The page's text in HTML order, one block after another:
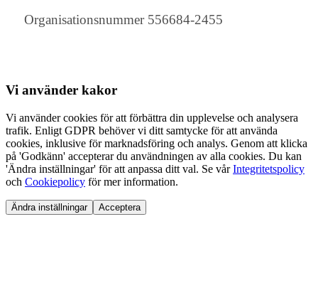
Organisationsnummer 556684-2455
Vi använder kakor
Vi använder cookies för att förbättra din upplevelse och analysera
trafik. Enligt GDPR behöver vi ditt samtycke för att använda
cookies, inklusive för marknadsföring och analys. Genom att klicka
på 'Godkänn' accepterar du användningen av alla cookies. Du kan
'Ändra inställningar' för att anpassa ditt val. Se vårIntegritetspolicy
och Cookiepolicy för mer information.
Ändra inställningar Acceptera